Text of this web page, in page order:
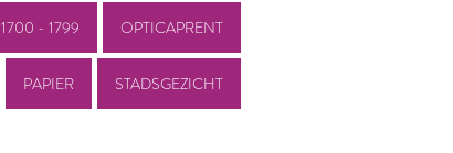
1700 - 1799 OPTICAPRENT
PAPIER STADSGEZICHT